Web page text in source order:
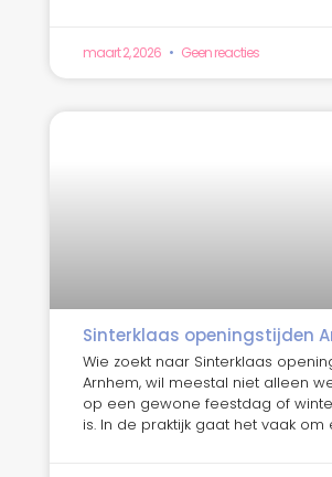
maart 2, 2026 Geen reacties
Sinterklaas openingstijden
Wie zoekt naar Sinterklaas
Arnhem, wil meestal niet alleen
op een gewone feestdag of
is. In de praktijk gaat het vaak om